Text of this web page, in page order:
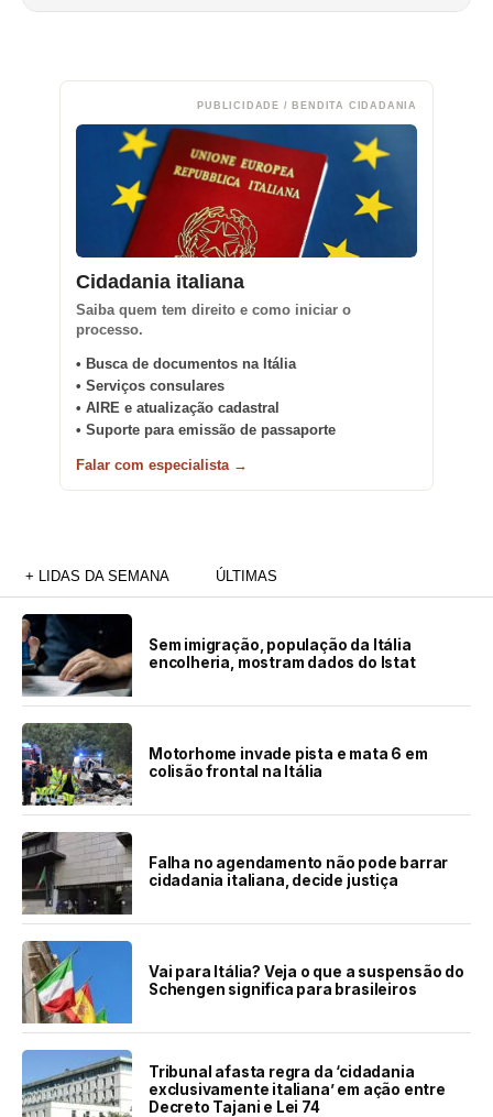
PUBLICIDADE / BENDITA CIDADANIA
Cidadania italiana
Saiba quem tem direito e como iniciar o
processo.
• Busca de documentos na Itália
• Serviços consulares
• AIRE e atualização cadastral
• Suporte para emissão de passaporte
Falar com especialista →
+ LIDAS DA SEMANA ÚLTIMAS
Sem imigração, população da Itália
encolheria, mostram dados do Istat
Motorhome invade pista e mata 6 em
colisão frontal na Itália
Falha no agendamento não pode barrar
cidadania italiana, decide justiça
Vai para Itália? Veja o que a suspensão do
Schengen significa para brasileiros
Tribunal afasta regra da ‘cidadania
exclusivamente italiana’ em ação entre
Decreto Tajani e Lei 74